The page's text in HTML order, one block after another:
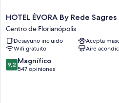
Características de las habitaciones
Las 80 habitaciones ofrecen
espacio para laptops y espacios para
brindan atenciones como wifi gratis y
También se incluyen los siguientes
Baños con duchas y artículos de
HOTEL
ÉVORA
By
Rede
Sagres
Centro
de
HOTEL ÉVORA By Rede Sagres
Centro de Florianópolis
Desayuno incluido
Acepta
Wifi gratuito
Aire
9.2
de
9,2 Magnífico
547 opiniones